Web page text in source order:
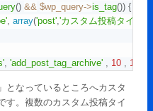
() && $wp_query->is_tag()) {
array('post' ,'カスタム投稿タイプ
'add_post_tag_archive' 10 1
となっているところへカスタ
す。複数のカスタム投稿タイ